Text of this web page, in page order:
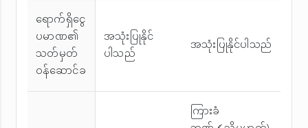
ရောက်ရှိငွေ
ပမာဏ၏
သတ်မှတ်
ဝန်ဆောင်ခ
အသုံးပြုနိုင်
ပါသည်
အသုံးပြုနိုင်ပါသည်
ကြားခံ